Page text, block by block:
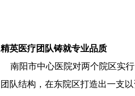
精英医疗团队铸就专业品质
南阳市中心医院对两个院区实
团队结构，在东院区打造出一支